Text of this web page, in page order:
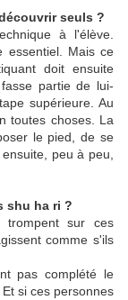
seuls ?
à l'élève.
essentiel. Mais ce
doit ensuite
partie de lui-
supérieure. Au
toutes choses. La
le pied, de se
peu à peu,
shu ha ri ?
trompent sur ces
comme s'ils
pas complété le
si ces personnes